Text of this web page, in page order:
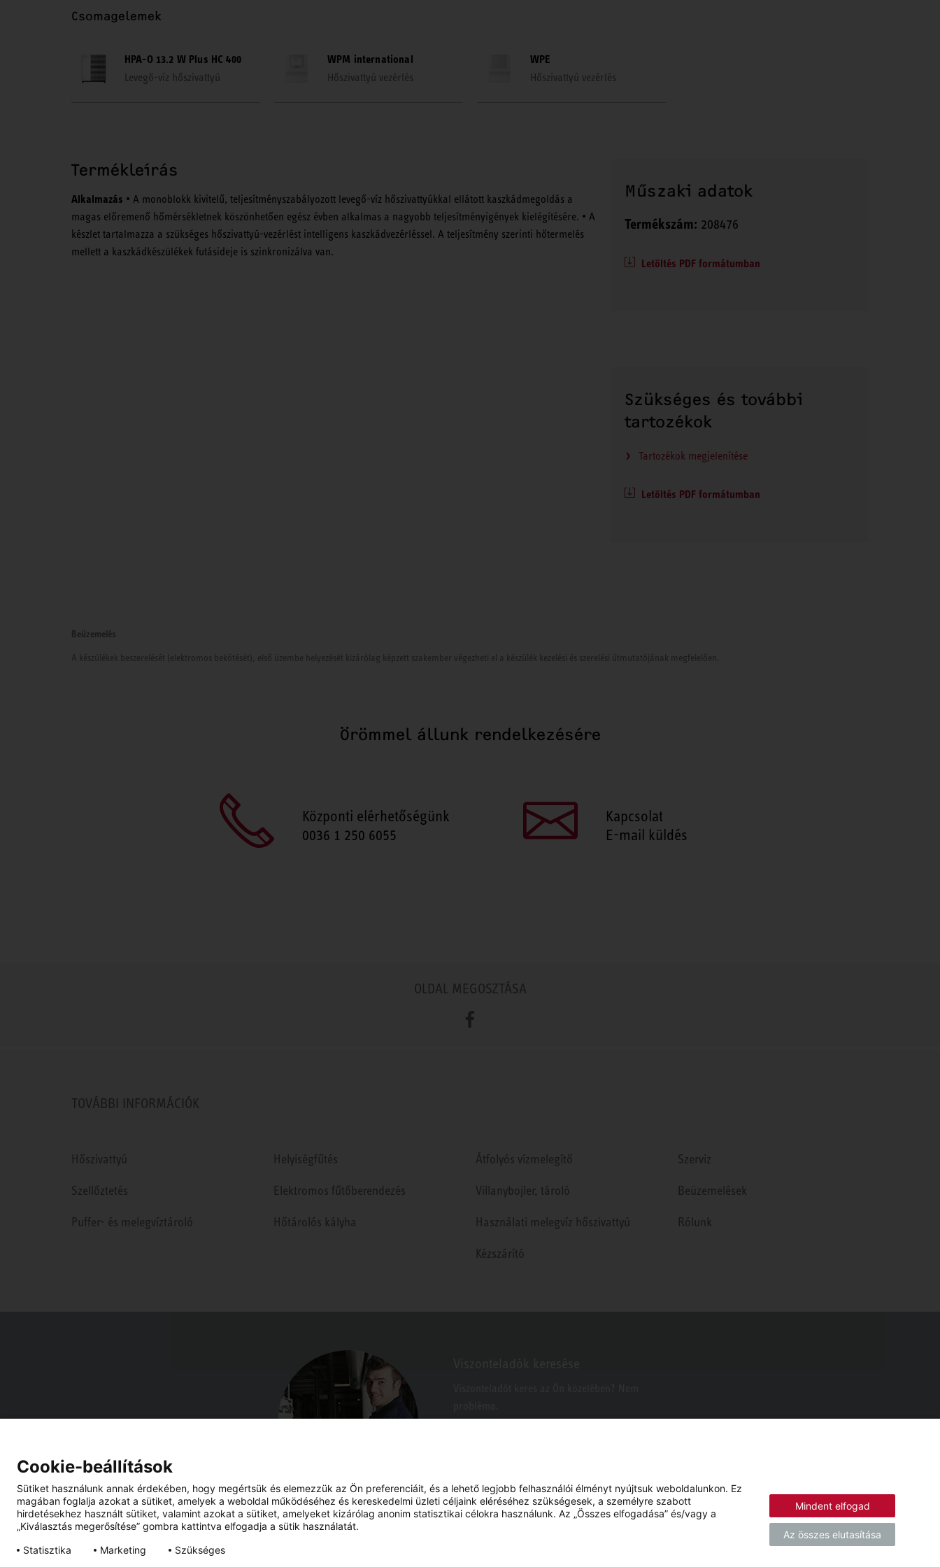
Csomagelemek
HPA-O 13.2 W Plus HC 400
Levegő-víz hőszivattyú
WPM international
Hőszivattyú vezérlés
WPE
Hőszivattyú vezérlés
Termékleírás
Alkalmazás • A monoblokk kivitelű, teljesítményszabályozott levegő-víz hőszivattyúkkal ellátott kaszkádmegoldás a
magas előremenő hőmérsékletnek köszönhetően egész évben alkalmas a nagyobb teljesítményigények kielégítésére. • A
készlet tartalmazza a szükséges hőszivattyú-vezérlést intelligens kaszkádvezérléssel. A teljesítmény szerinti hőtermelés
mellett a kaszkádkészülékek futásideje is szinkronizálva van.
Műszaki adatok
Termékszám: 208476
Letöltés PDF formátumban
Szükséges és további
tartozékok
Tartozékok megjelenítése
Letöltés PDF formátumban
Beüzemelés
A készülékek beszerelését (elektromos bekötését), első üzembe helyezését kizárólag képzett szakember végezheti el a készülék kezelési és szerelési útmutatójának megfelelően.
Örömmel állunk rendelkezésére
Központi elérhetőségünk
0036 1 250 6055
Kapcsolat
E-mail küldés
OLDAL MEGOSZTÁSA
Facebook
TOVÁBBI INFORMÁCIÓK
Hőszivattyú
Szellőztetés
Puffer- és melegvíztároló
Helyiségfűtés
Elektromos fűtőberendezés
Hőtárolós kályha
Átfolyós vízmelegítő
Villanybojler, tároló
Használati melegvíz hőszivattyú
Kézszárító
Szerviz
Beüzemelések
Rólunk
Cookie-beállítások
Sütiket használunk annak érdekében, hogy megértsük és elemezzük az Ön preferenciáit, és a lehető legjobb felhasználói élményt nyújtsuk weboldalunkon. Ez
magában foglalja azokat a sütiket, amelyek a weboldal működéséhez és kereskedelmi üzleti céljaink eléréséhez szükségesek, a személyre szabott
hirdetésekhez használt sütiket, valamint azokat a sütiket, amelyeket kizárólag anonim statisztikai célokra használunk. Az „Összes elfogadása” és/vagy a
„Kiválasztás megerősítése” gombra kattintva elfogadja a sütik használatát.
Statisztika
Marketing Szükséges
Mindent elfogad
Az összes elutasítása